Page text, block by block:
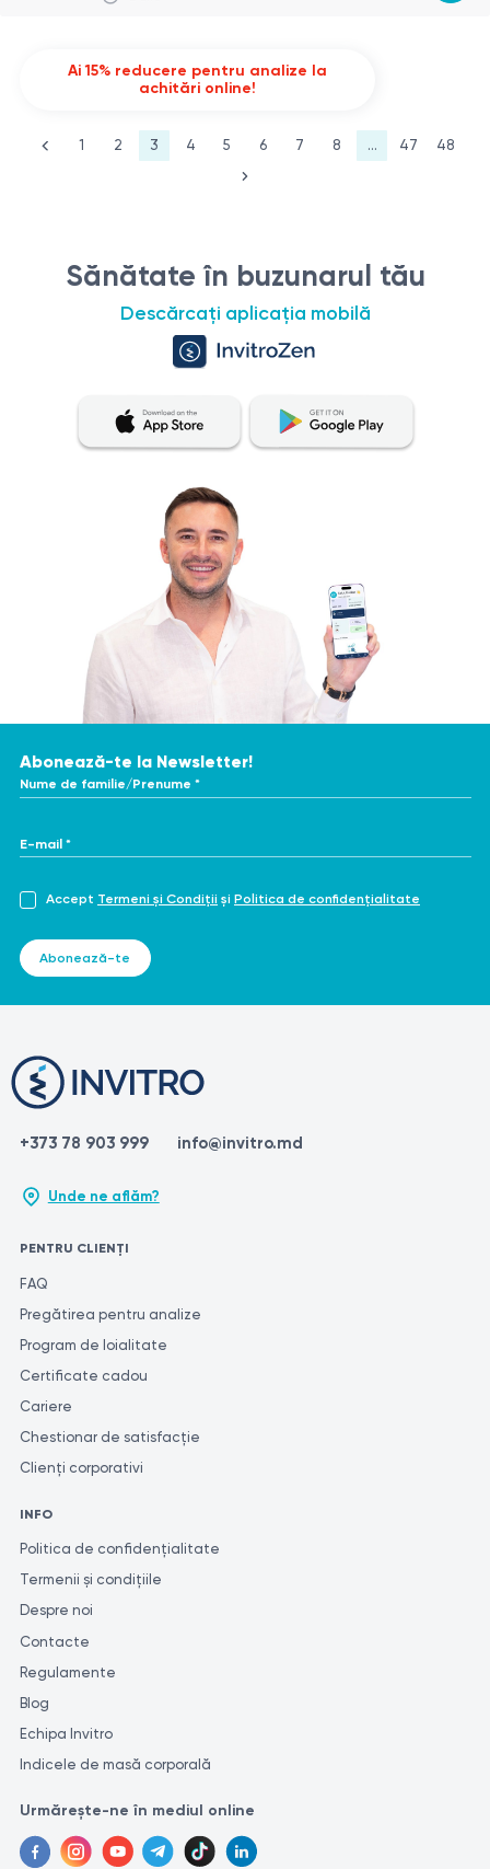
Ai 15% reducere pentru analize la
achitări online!
1 2 3 4 5 6 7 8 ... 47 48
Sănătate în buzunarul tău
Descărcați aplicația mobilă
Abonează-te la Newsletter!
Nume de familie/Prenume *
E-mail *
Accept Termeni și Condiții și Politica de confidențialitate
Abonează-te
+373 78 903 999 info@invitro.md
Unde ne aflăm?
PENTRU CLIENȚI
FAQ
Pregătirea pentru analize
Program de loialitate
Certificate cadou
Cariere
Chestionar de satisfacție
Clienți corporativi
INFO
Politica de confidențialitate
Termenii și condițiile
Despre noi
Contacte
Regulamente
Blog
Echipa Invitro
Indicele de masă corporală
Urmărește-ne în mediul online